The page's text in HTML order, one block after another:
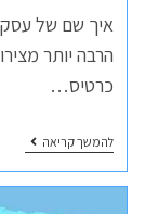
איך שם של
הרבה יותר
כרטיס…
להמשך קריאה